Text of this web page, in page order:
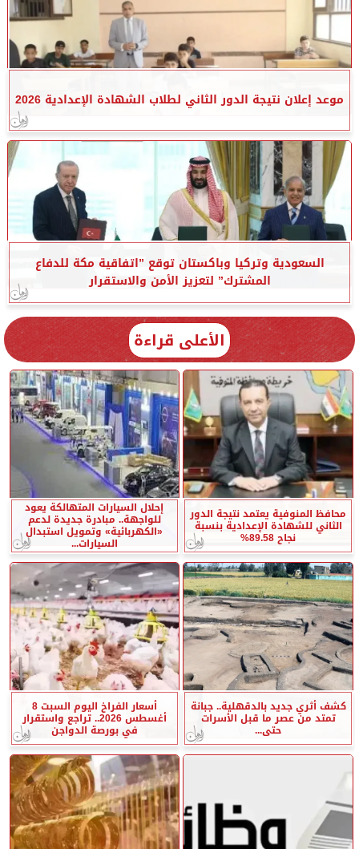
موعد إعلان نتيجة الدور الثاني لطلاب الشهادة الإعدادية 2026
السعودية وتركيا وباكستان توقع ”اتفاقية مكة للدفاع
المشترك” لتعزيز الأمن والاستقرار
الأعلى قراءة
محافظ المنوفية يعتمد نتيجة الدور
الثاني للشهادة الإعدادية بنسبة
نجاح 89.58%
إحلال السيارات المتهالكة يعود
للواجهة.. مبادرة جديدة لدعم
«الكهربائية» وتمويل استبدال
السيارات...
كشف أثري جديد بالدقهلية.. جبانة
تمتد من عصر ما قبل الأسرات
حتى...
أسعار الفراخ اليوم السبت 8
أغسطس 2026.. تراجع واستقرار
في بورصة الدواجن